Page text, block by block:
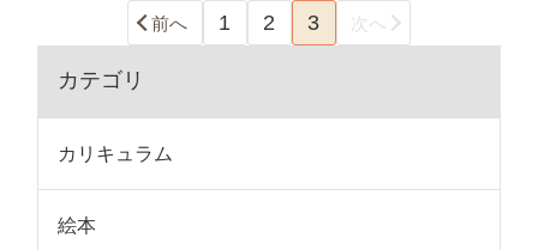
前へ 1 2 3 次へ
カテゴリ
カリキュラム
絵本